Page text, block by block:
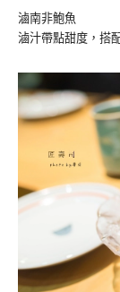
滷南非鮑魚
滷汁帶點甜度，搭